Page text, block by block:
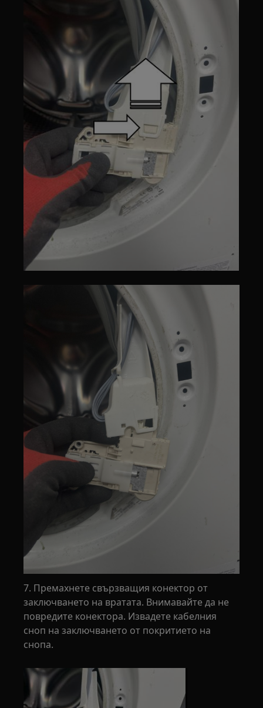
7. Премахнете свързващия конектор от
заключването на вратата. Внимавайте да не
повредите конектора. Извадете кабелния
сноп на заключването от покритието на
снопа.